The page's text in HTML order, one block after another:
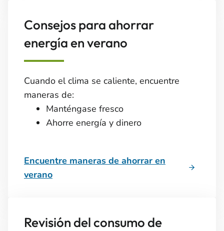
Consejos para ahorrar
energía en verano
Cuando el clima se caliente, encuentre
maneras de:
Manténgase fresco
Ahorre energía y dinero
Encuentre maneras de ahorrar en
verano
Revisión del consumo de